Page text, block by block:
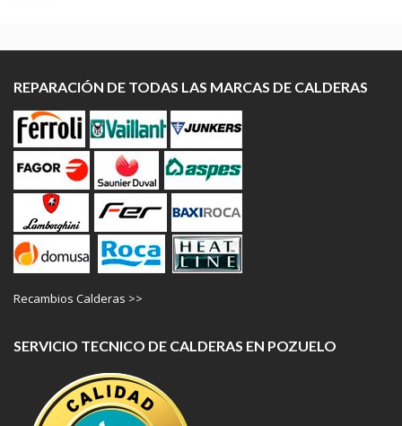
REPARACIÓN DE TODAS LAS MARCAS DE CALDERAS
Recambios Calderas >>
SERVICIO TECNICO DE CALDERAS EN POZUELO